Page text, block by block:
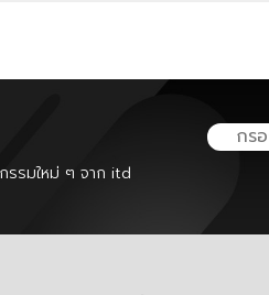
รรมใหม่ ๆ จาก itd